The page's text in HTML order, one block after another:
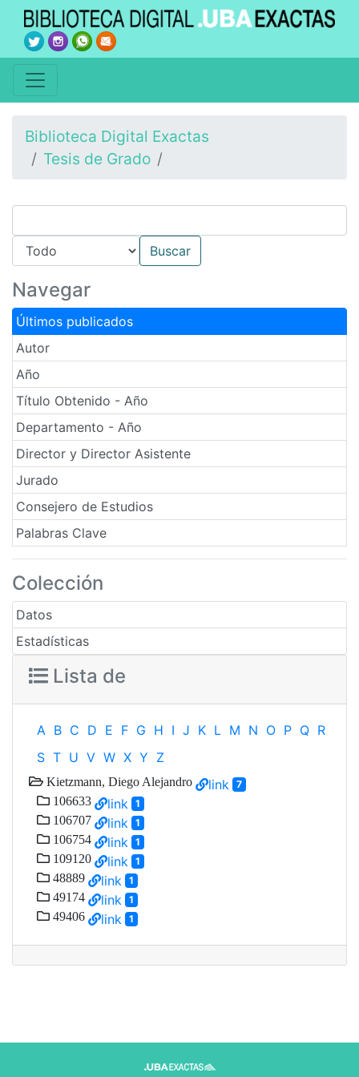
Biblioteca Digital Exactas
Tesis de Grado
Navegar
Últimos publicados
Autor
Año
Título Obtenido - Año
Departamento - Año
Director y Director Asistente
Jurado
Consejero de Estudios
Palabras Clave
Colección
Datos
Estadísticas
Lista de
A B C D E F G H I J K L M N O P Q R
S T U V W X Y Z
Kietzmann, Diego Alejandro link 7
106633 link 1
106707 link 1
106754 link 1
109120 link 1
48889 link 1
49174 link 1
49406 link 1